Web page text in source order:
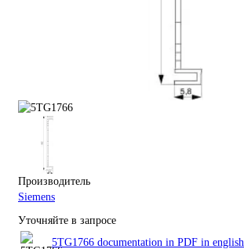
Производитель
Siemens
Уточняйте в запросе
5TG1766 documentation in PDF in english